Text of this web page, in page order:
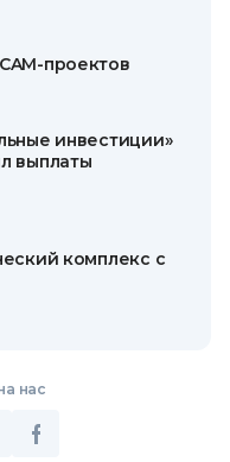
проектов
инвестиции»
выплаты
комплекс с
нас